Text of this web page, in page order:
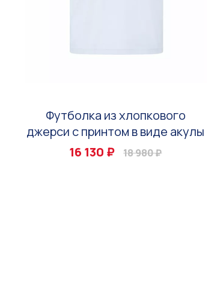
Футболка из хлопкового
джерси с принтом в виде акулы
16 130 ₽
18 980 ₽